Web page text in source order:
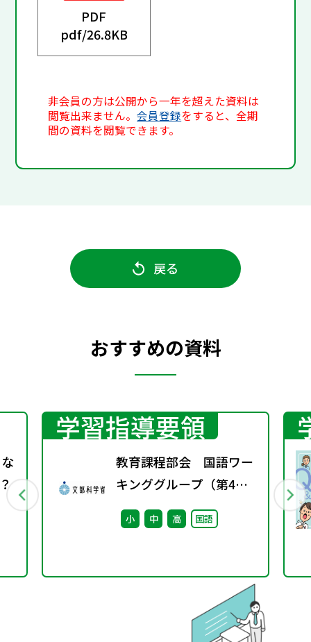
PDF
pdf/26.8KB
非会員の方は公開から一年を超えた資料は
閲覧出来ません。会員登録をすると、全期
間の資料を閲覧できます。
戻る
おすすめの資料
学習指導要領
教育課程部会 国語ワー
キンググループ（第4
回） 配付資料
小 中 高 国語